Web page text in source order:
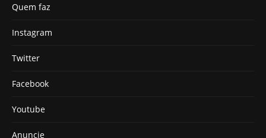
Quem faz
Instagram
Twitter
Facebook
Youtube
Anuncie